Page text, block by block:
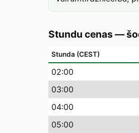
Stundu cenas —
Stunda (CEST)
02:00
03:00
04:00
05:00